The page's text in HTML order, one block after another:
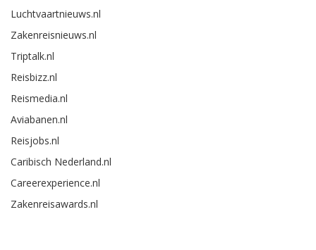
Luchtvaartnieuws.nl
Zakenreisnieuws.nl
Triptalk.nl
Reisbizz.nl
Reismedia.nl
Aviabanen.nl
Reisjobs.nl
Caribisch Nederland.nl
Careerexperience.nl
Zakenreisawards.nl